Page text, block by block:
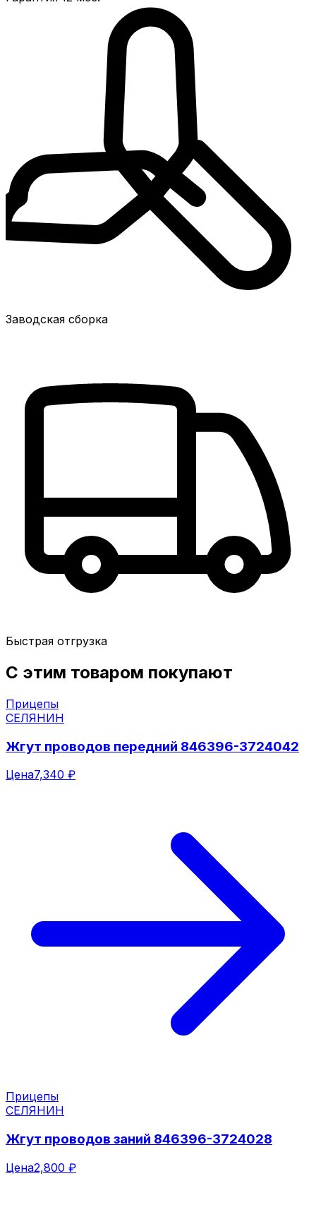
Заводская сборка
Быстрая отгрузка
С этим товаром покупают
Прицепы
СЕЛЯНИН
Жгут проводов передний 846396-3724042
Цена7,340 ₽
Прицепы
СЕЛЯНИН
Жгут проводов заний 846396-3724028
Цена2,800 ₽